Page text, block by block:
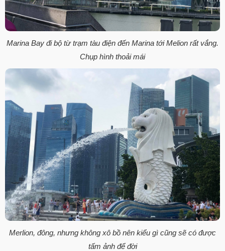
Marina Bay đi bộ từ trạm tàu điện đến Marina tới Melion rất vắng.
Chụp hình thoải mái
Merlion, đông, nhưng không xô bồ nên kiểu gì cũng sẽ có được
tấm ảnh để đời